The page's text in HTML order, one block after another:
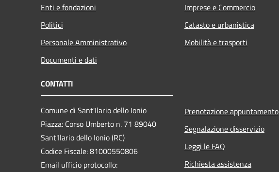
Enti e fondazioni
Politici
Personale Amministrativo
Documenti e dati
Imprese e Commercio
Catasto e urbanistica
Mobilità e trasporti
CONTATTI
Comune di Sant'Ilario dello Ionio
Piazza: Corso Umberto n. 71 89040
Sant'Ilario dello Ionio (RC)
Codice Fiscale: 81000550806
Email ufficio protocollo:
Prenotazione appuntamento
Segnalazione disservizio
Leggi le FAQ
Richiesta assistenza